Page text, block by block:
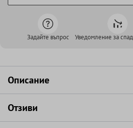
Задайте въпрос Уведомление за
Описание
Отзиви